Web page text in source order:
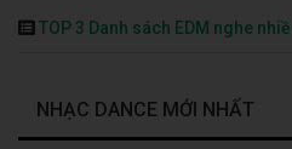
TOP 3 Danh sách EDM nghe
NHẠC DANCE MỚI NHẤT